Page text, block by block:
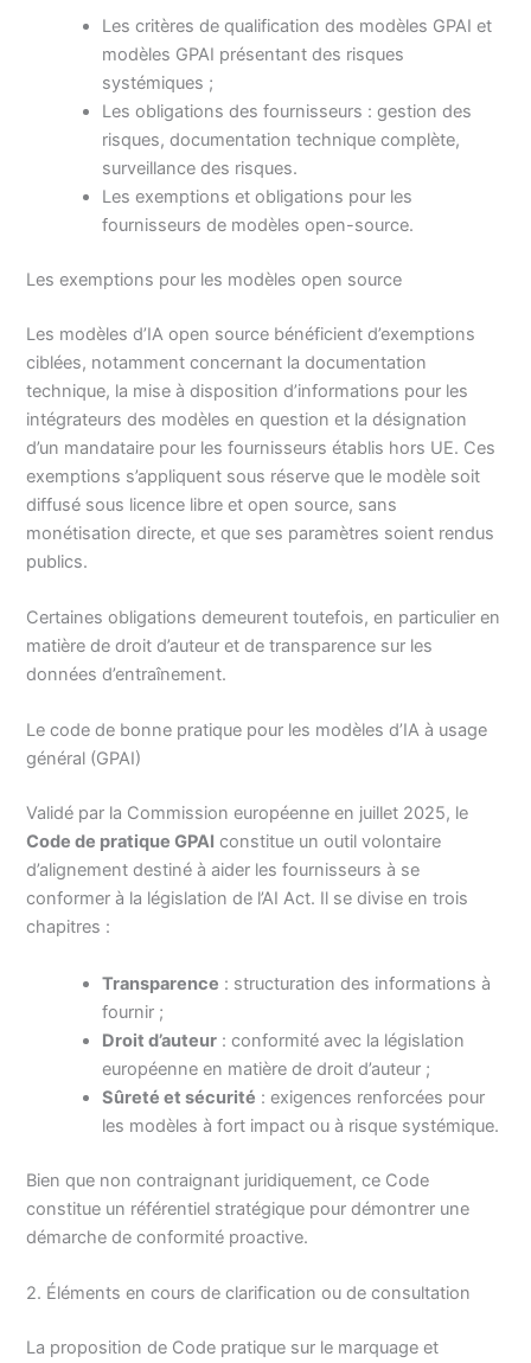
Les critères de qualification des modèles GPAI et
modèles GPAI présentant des risques
systémiques ;
Les obligations des fournisseurs : gestion des
risques, documentation technique complète,
surveillance des risques.
Les exemptions et obligations pour les
fournisseurs de modèles open-source.
Les exemptions pour les modèles open source
Les modèles d’IA open source bénéficient d’exemptions
ciblées, notamment concernant la documentation
technique, la mise à disposition d’informations pour les
intégrateurs des modèles en question et la désignation
d’un mandataire pour les fournisseurs établis hors UE. Ces
exemptions s’appliquent sous réserve que le modèle soit
diffusé sous licence libre et open source, sans
monétisation directe, et que ses paramètres soient rendus
publics.
Certaines obligations demeurent toutefois, en particulier en
matière de droit d’auteur et de transparence sur les
données d’entraînement.
Le code de bonne pratique pour les modèles d’IA à usage
général (GPAI)
Validé par la Commission européenne en juillet 2025, le
Code de pratique GPAI constitue un outil volontaire
d’alignement destiné à aider les fournisseurs à se
conformer à la législation de l’AI Act. Il se divise en trois
chapitres :
Transparence : structuration des informations à
fournir ;
Droit d’auteur : conformité avec la législation
européenne en matière de droit d’auteur ;
Sûreté et sécurité : exigences renforcées pour
les modèles à fort impact ou à risque systémique.
Bien que non contraignant juridiquement, ce Code
constitue un référentiel stratégique pour démontrer une
démarche de conformité proactive.
2. Éléments en cours de clarification ou de consultation
La proposition de Code pratique sur le marquage et